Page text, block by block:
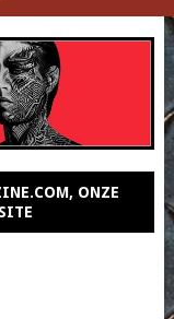
ONZE